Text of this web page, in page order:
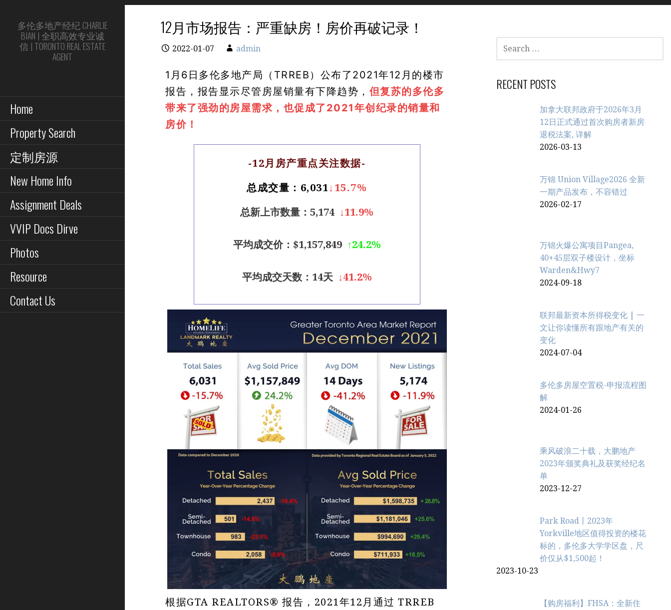
Skip
多伦多地产经纪 CHARLIE
BIAN | 全职高效专业诚
信 | TORONTO REAL ESTATE
AGENT
Home
Property Search
定制房源
New Home Info
Assignment Deals
VVIP Docs Dirve
Photos
Resource
Contact Us
12月市场报告：严重缺房！房价再破记录！
2022-01-07 admin
1 月6日多伦多地产局（TRREB）公布了2021年12月的楼市
报告，报告显示尽管房屋销量有下降趋势， 但复苏的多伦多
带来了强劲的房屋需求，也促成了2021年创纪录的销量和
房价！
-12月房产重点关注数据-
总成交量：6,031↓15.7%
总新上市数量：5,174 ↓11.9%
平均成交价：$1,157,849 ↑24.2%
平均成交天数：14天 ↓41.2%
根据GTA REALTORS® 报告，2021年12月通过 TRREB
SEARCH
FOR:
RECENT POSTS
加拿大联邦政府于2026年3月
12日正式通过首次购房者新房
退税法案, 详解
2026-03-13
万锦 Union Village2026 全新
一期产品发布，不容错过
2026-02-17
万锦火爆公寓项目Pangea,
40+45层双子楼设计，坐标
Warden&Hwy7
2024-09-18
联邦最新资本所得税变化 | 一
文让你读懂所有跟地产有关的
变化
2024-07-04
多伦多房屋空置税-申报流程图
解
2024-01-26
乘风破浪二十载，大鹏地产
2023年颁奖典礼及获奖经纪名
单
2023-12-27
Park Road丨2023年
Yorkville地区值得投资的楼花
标的，多伦多大学学区盘，尺
价仅从$1,500起！
2023-10-23
【购房福利】FHSA：全新住